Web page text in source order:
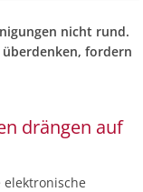
nicht rund.
fordern
drängen auf